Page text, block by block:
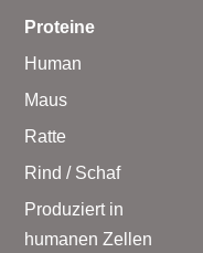
Proteine
Human
Maus
Ratte
Rind / Schaf
Produziert in
humanen Zellen